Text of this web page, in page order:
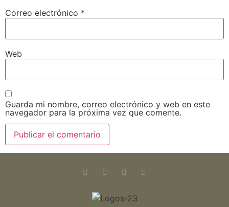
Correo electrónico *
Web
Guarda mi nombre, correo electrónico y web en este
navegador para la próxima vez que comente.